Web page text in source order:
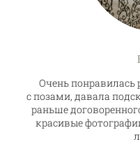
Очень понравилась
с позами, давала
раньше
красивые